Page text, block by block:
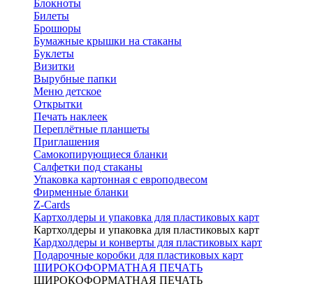
Блокноты
Билеты
Брошюры
Бумажные крышки на стаканы
Буклеты
Визитки
Вырубные папки
Меню детское
Открытки
Печать наклеек
Переплётные планшеты
Приглашения
Самокопирующиеся бланки
Салфетки под стаканы
Упаковка картонная с европодвесом
Фирменные бланки
Z-Cards
Картхолдеры и упаковка для пластиковых карт
Картхолдеры и упаковка для пластиковых карт
Кардхолдеры и конверты для пластиковых карт
Подарочные коробки для пластиковых карт
ШИРОКОФОРМАТНАЯ ПЕЧАТЬ
ШИРОКОФОРМАТНАЯ ПЕЧАТЬ